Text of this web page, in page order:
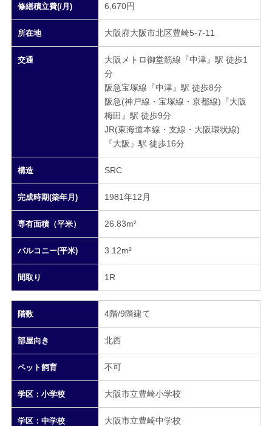
修繕積立費(/月) 6,670円
所在地 大阪府大阪市北区豊崎5-7-11
交通
大阪メトロ御堂筋線『中津』駅 徒歩1
分
阪急宝塚線『中津』駅 徒歩8分
阪急(神戸線・宝塚線・京都線)『大阪
梅田』駅 徒歩9分
JR(東海道本線・支線・大阪環状線)
『大阪』駅 徒歩16分
構造 SRC
完成時期(築年月) 1981年12月
専有面積（平米） 26.83m²
バルコニー(平米) 3.12m²
間取り 1R
階数 4階/9階建て
部屋向き 北西
ペット飼育 不可
学区：小学校 大阪市立豊崎小学校
学区：中学校 大阪市立豊崎中学校